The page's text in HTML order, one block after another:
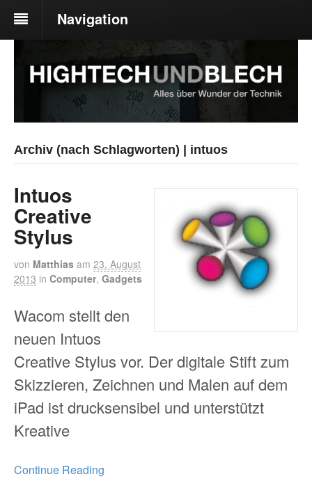
Navigation
Archiv (nach Schlagworten) | intuos
Intuos
Creative
Stylus
von Matthias am 23. August
2013 in Computer, Gadgets
Wacom stellt den
neuen Intuos
Creative Stylus vor. Der digitale Stift zum
Skizzieren, Zeichnen und Malen auf dem
iPad ist drucksensibel und unterstützt
Kreative
Continue Reading